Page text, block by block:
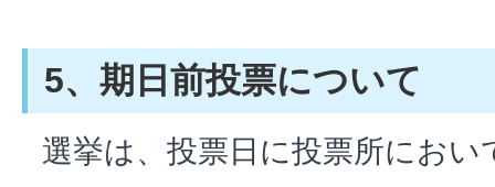
5、期日前投票について
選挙は、投票日に投票所にお